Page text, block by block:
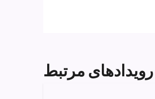
رویدادهای مرتبط